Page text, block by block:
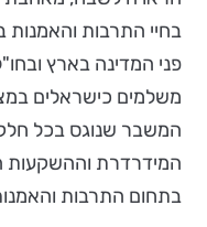
בחיי התרבות
פני המדינה בארץ
משלמים כישראלים
המשבר שנוגס בכל
המידרדרת וההשקעות
בתחום התרבות